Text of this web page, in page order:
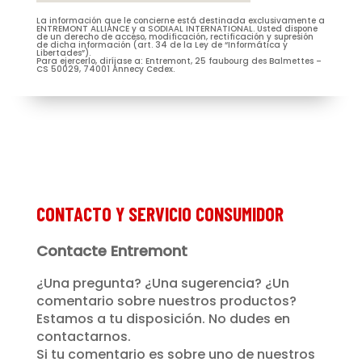
M. Mme
Prénom
Entremont*
La información que le concierne está destinada exclusivamente a
ENTREMONT ALLIANCE y a SODIAAL INTERNATIONAL. Usted dispone
de un derecho de acceso, modificación, rectificación y supresión
de dicha información (art. 34 de la Ley de “Informática y
Libertades”).
Para ejercerlo, diríjase a: Entremont, 25 faubourg des Balmettes –
CS 50029, 74001 Annecy Cedex.
CONTACTO Y SERVICIO CONSUMIDOR
Contacte Entremont
¿Una pregunta? ¿Una sugerencia? ¿Un
comentario sobre nuestros productos?
Estamos a tu disposición. No dudes en
contactarnos.
Si tu comentario es sobre uno de nuestros